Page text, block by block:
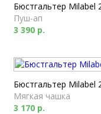
Бюстгальтер Milabel
Пуш-ап
3 390 р.
Бюстгальтер Milabel
Мягкая чашка
3 170 р.